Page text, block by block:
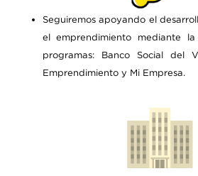
Seguiremos apoyando el
el emprendimiento mediante
programas: Banco Social del
Emprendimiento y Mi Empresa.